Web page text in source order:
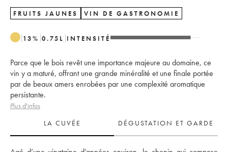
FRUITS JAUNES VIN DE GASTRONOMIE
13% 0.75 L INTENSITÉ
Parce que le bois revêt une importance majeure au domaine, ce
vin y a maturé, offrant une grande minéralité et une finale portée
par de beaux amers enrobées par une complexité aromatique
persistante.
Plus d'infos
LA CUVÉE
DÉGUSTATION ET GARDE